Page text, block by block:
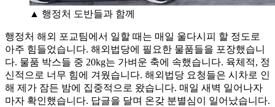
▲ 행정처 도반들과 함께
행정처 해외 포교팀에서 일할 때는 매일 울다시피 할 정도로
아주 힘들었습니다. 해외법당에 필요한 물품들을 포장했습니
다. 물품 박스들 중 20kg는 가벼운 축에 속했습니다. 육체적, 정
신적으로 너무 힘에 겨웠습니다. 해외법당 요청들은 시차로 인
해 제가 잠든 밤에 집중적으로 왔습니다. 매일 새벽 일어나자
마자 확인했습니다. 답글을 달며 온갖 분별심이 일어났습니다.